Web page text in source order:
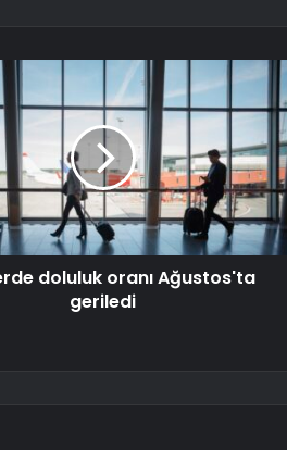
doluluk oranı Ağustos'ta
geriledi